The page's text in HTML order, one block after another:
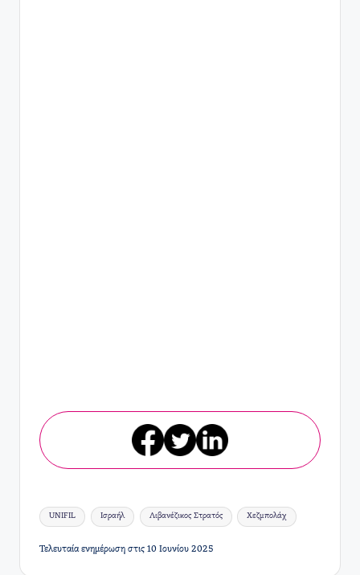
Ετικέτες:
UNIFIL Ισραήλ Λιβανέζικος Στρατός Χεζμπολάχ
Τελευταία ενημέρωση στις 10 Ιουνίου 2025